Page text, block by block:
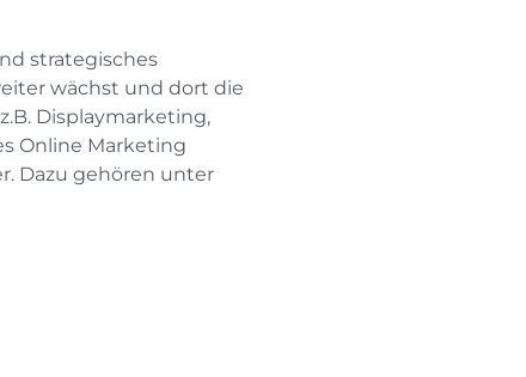
strategisches
wächst und dort die
Displaymarketing,
Online Marketing
Dazu gehören unter